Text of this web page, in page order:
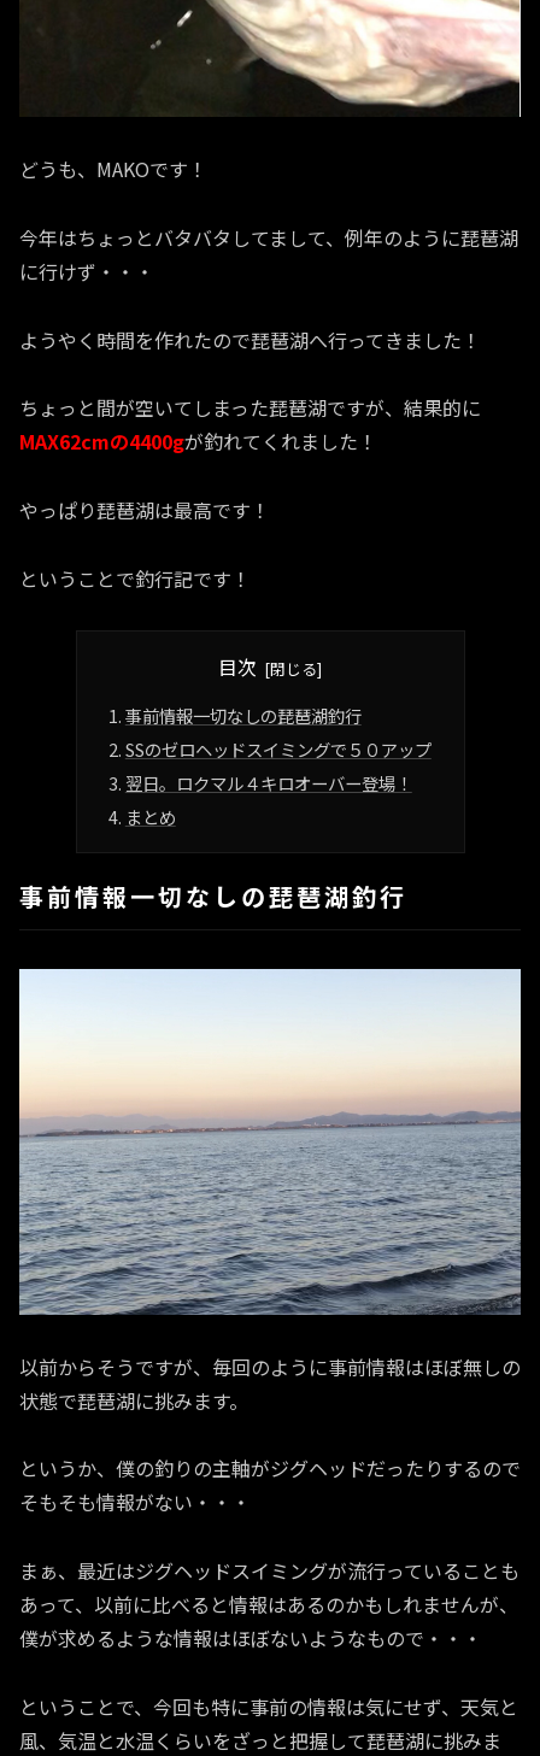
どうも、MAKOです！
今年はちょっとバタバタしてまして、例年のように琵琶湖
に行けず・・・
ようやく時間を作れたので琵琶湖へ行ってきました！
ちょっと間が空いてしまった琵琶湖ですが、結果的に
MAX62cmの4400gが釣れてくれました！
やっぱり琵琶湖は最高です！
ということで釣行記です！
目次
事前情報一切なしの琵琶湖釣行
SSのゼロヘッドスイミングで５０アップ
翌日。ロクマル４キロオーバー登場！
まとめ
事前情報一切なしの琵琶湖釣行
以前からそうですが、毎回のように事前情報はほぼ無しの
状態で琵琶湖に挑みます。
というか、僕の釣りの主軸がジグヘッドだったりするので
そもそも情報がない・・・
まぁ、最近はジグヘッドスイミングが流行っていることも
あって、以前に比べると情報はあるのかもしれませんが、
僕が求めるような情報はほぼないようなもので・・・
ということで、今回も特に事前の情報は気にせず、天気と
風、気温と水温くらいをざっと把握して琵琶湖に挑みま